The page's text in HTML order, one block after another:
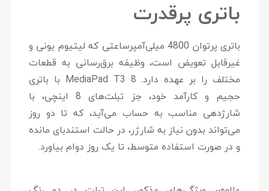
باتری پرقدرت
باتری پرتوان 4800 میلی‌آمپرساعتی که لیتیوم یونی و
غیرقابل تعویض است، وظیفه برق‌رسانی به قطعات
مختلف را بر عهده دارد. MediaPad T3 8 با باتری
حجیم و کارآمد خود، جز تبلت‌های 8 اینچی، با
شارژدهی مناسب به حساب می‌آید، که تا دو روز
می‌تواند بدون نیاز به شارژر، در حالت استندبای مانده
و در صورت استفاده متوسط، تا یک روز دوام بیاورد.